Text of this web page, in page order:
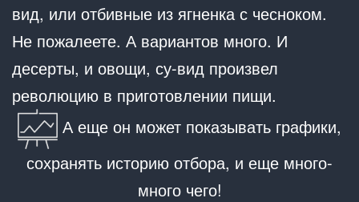
вид, или отбивные из ягненка с чесноком.
Не пожалеете. А вариантов много. И
десерты, и овощи, су-вид произвел
революцию в приготовлении пищи.
А еще он может показывать графики,
сохранять историю отбора, и еще много-
много чего!